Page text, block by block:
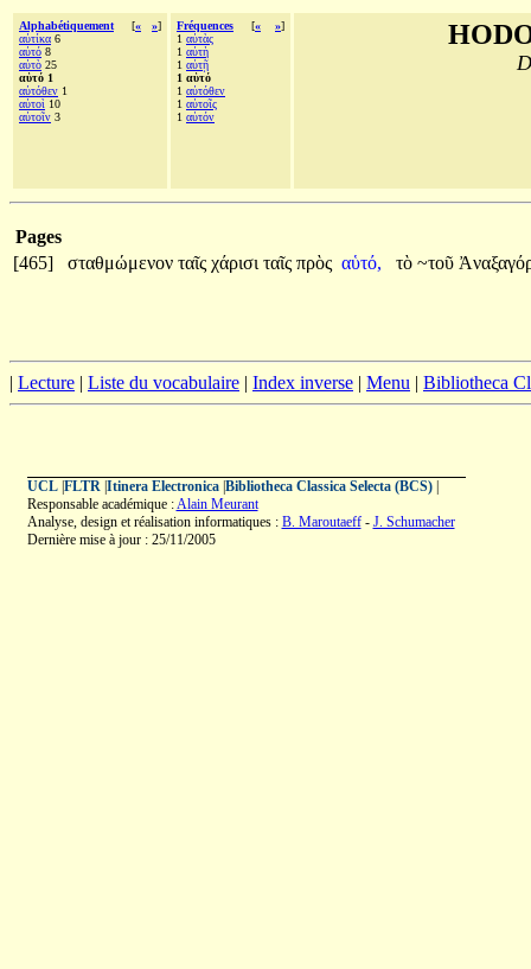
Alphabétiquement [« »]
αὐτίκα 6
αὐτό 8
αὐτὸ 25
αὑτό 1
αὐτόθεν 1
αὐτοὶ 10
αὐτοῖν 3
Fréquences [« »]
1 αὐτὰς
1 αὐτὴ
1 αὑτῇ
1 αὑτό
1 αὐτόθεν
1 αὑτοῖς
1 αὑτόν
Pages
[465]
σταθμώμενον ταῖς χάρισι ταῖς πρὸς αὑτό, τὸ ~τοῦ
| Lecture | Liste du vocabulaire | Index inverse | Menu | Bibliotheca
UCL| FLTR| Itinera Electronica| Bibliotheca Classica Selecta (BCS)|
Responsable académique :Alain Meurant
Analyse, design et réalisation informatiques : B. Maroutaeff- J. Schumacher
Dernière mise à jour : 25/11/2005